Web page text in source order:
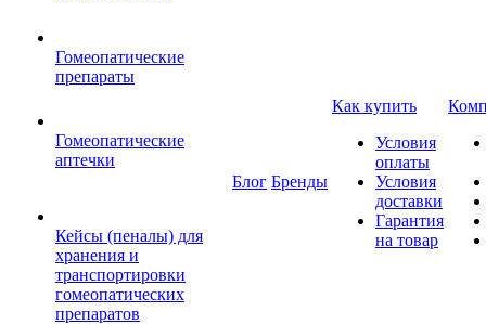
Гомеопатические
препараты
Гомеопатические
аптечки
Кейсы (пеналы) для
хранения и
транспортировки
гомеопатических
препаратов
Блог Бренды
Как купить
Условия
оплаты
Условия
доставки
Гарантия
на товар